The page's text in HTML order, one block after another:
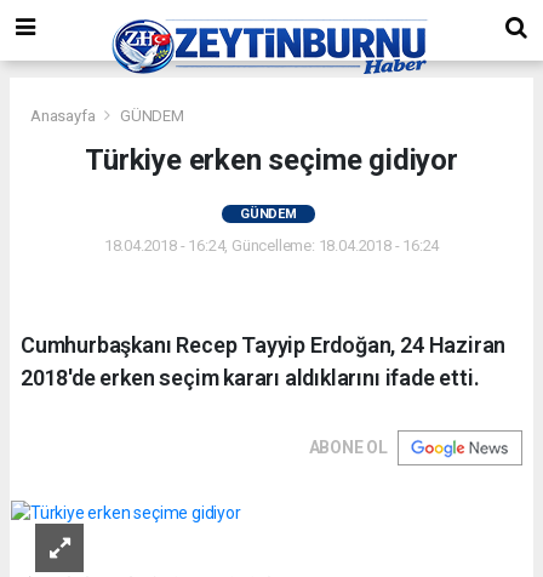
Anasayfa GÜNDEM
Türkiye erken seçime gidiyor
GÜNDEM
18.04.2018 - 16:24, Güncelleme: 18.04.2018 - 16:24
Cumhurbaşkanı Recep Tayyip Erdoğan, 24 Haziran
2018'de erken seçim kararı aldıklarını ifade etti.
ABONE OL